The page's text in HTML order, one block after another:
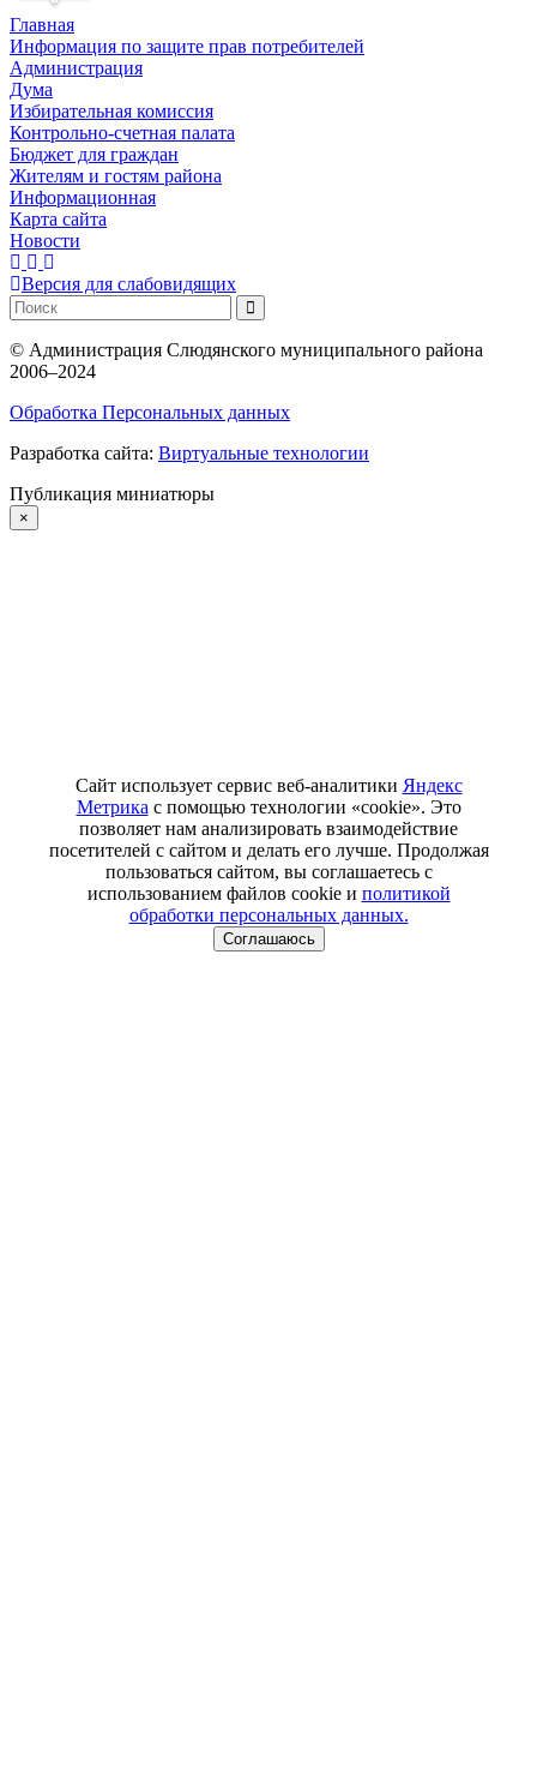
Главная
Информация по защите прав потребителей
Администрация
Дума
Избирательная комиссия
Контрольно-счетная палата
Бюджет для граждан
Жителям и гостям района
Информационная
Карта сайта
Новости
Версия для слабовидящих
© Администрация Слюдянского муниципального района
2006–2024
Обработка Персональных данных
Разработка сайта: Виртуальные технологии
Публикация миниатюры
×
Сайт использует сервис веб-аналитики Яндекс
Метрика с помощью технологии «cookie». Это
позволяет нам анализировать взаимодействие
посетителей с сайтом и делать его лучше. Продолжая
пользоваться сайтом, вы соглашаетесь с
использованием файлов cookie и политикой
обработки персональных данных.
Соглашаюсь